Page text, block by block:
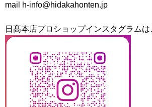
mail h-info@hidakahonten.jp
日髙本店プロショップインスタグラムは